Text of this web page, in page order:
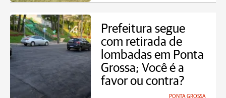
Prefeitura segue
com retirada de
lombadas em Ponta
Grossa; Você é a
favor ou contra?
PONTA GROSSA